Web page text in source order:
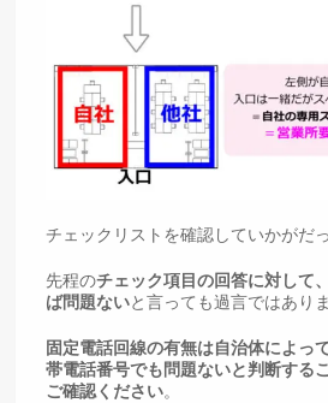
チェックリストを確認していかがだ
先程のチェック項目の回答に対して
ば問題ないと言っても過言ではあり
固定電話回線の有無は自治体によっ
帯電話番号でも問題ないと判断する
ご確認ください。